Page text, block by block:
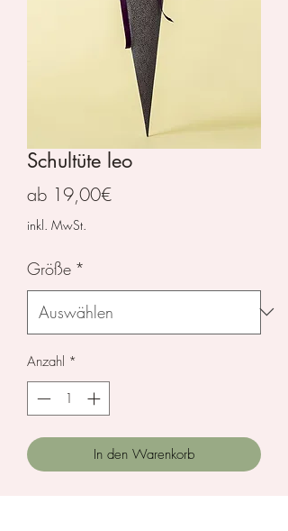
Schultüte leo
ab 19,00€Sale-
inkl. MwSt.
Größe *
Anzahl *
In den Warenkorb